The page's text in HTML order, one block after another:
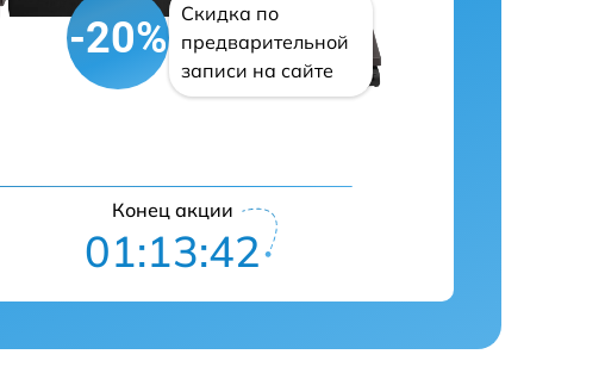
-20%
Скидка по
предварительной
записи на сайте
Конец акции
01:13:41